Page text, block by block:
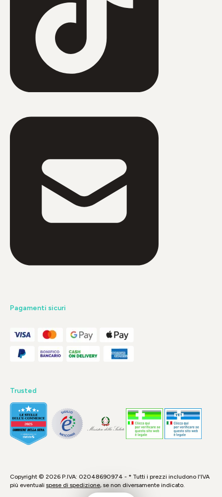
Pagamenti sicuri
Trusted
Copyright © 2026 P.IVA: 02048690974 - * Tutti i prezzi includono l'IVA
più eventuali spese di spedizione, se non diversamente indicato.